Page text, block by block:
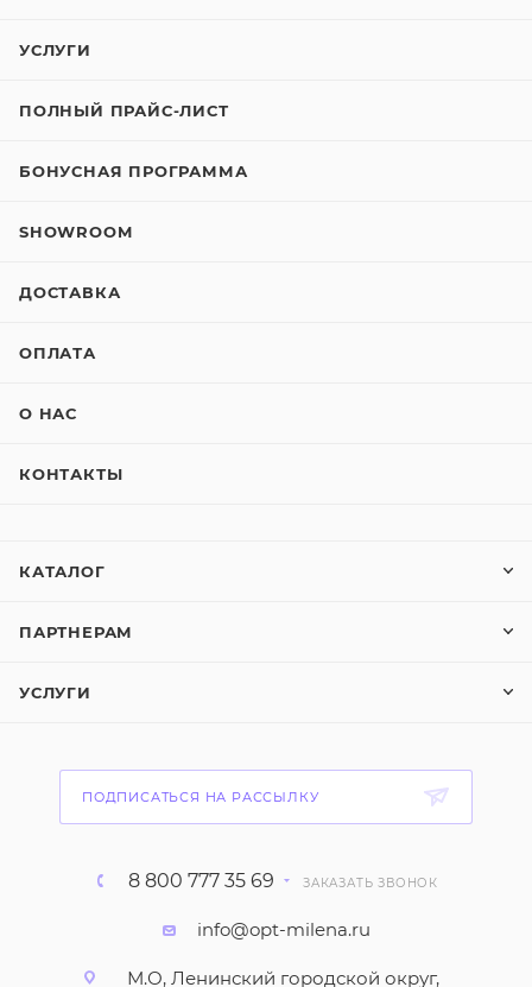
УСЛУГИ
ПОЛНЫЙ ПРАЙС-ЛИСТ
БОНУСНАЯ ПРОГРАММА
SHOWROOM
ДОСТАВКА
ОПЛАТА
О НАС
КОНТАКТЫ
КАТАЛОГ
ПАРТНЕРАМ
УСЛУГИ
ПОДПИСАТЬСЯ НА РАССЫЛКУ
8 800 777 35 69 ЗАКАЗАТЬ ЗВОНОК
info@opt-milena.ru
М.О, Ленинский городской округ,